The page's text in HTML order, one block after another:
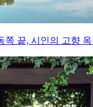
쪽 끝, 시인의 고향 옥